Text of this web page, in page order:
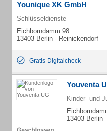
Younique XK GmbH
Schlüsseldienste
Eichborndamm 98
13403 Berlin - Reinickendorf
Gratis-Digitalcheck
Youventa
Kinder- und
13403 Berlin